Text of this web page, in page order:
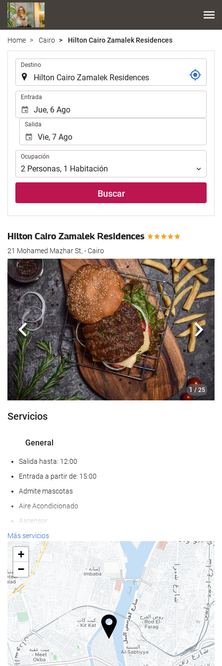
Home Cairo Hilton Cairo Zamalek Residences
Destino
Entrada
Salida
Ocupación
Ocupación
2 Personas, 1 Habitación
Buscar
Hilton Cairo Zamalek Residences
21 Mohamed Mazhar St, - Cairo
1 / 25
Anterior
Servicios
General
Salida hasta: 12:00
Entrada a partir de: 15:00
Admite mascotas
Aire Acondicionado
Ascensor
Adaptado para personas con movilidad reducida
Habitaciones No fumadores
Zona de fumadores
Bienestar
Pool bar
Tumbonas
Sombrillas
Spa
Más servicios
+
−